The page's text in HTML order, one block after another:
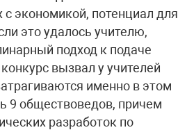
экономикой, потенциал для
это удалось учителю,
подход к подаче
вызвал у учителей
именно в этом
9 обществоведов, причем
разработок по